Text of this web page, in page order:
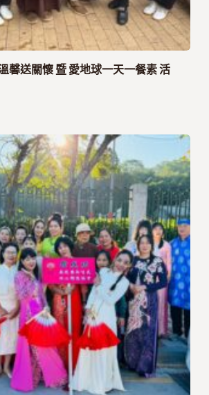
馨送關懷 暨 愛地球一天一餐素 活